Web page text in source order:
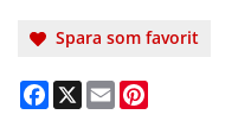
Spara som favorit
Facebook
X Email